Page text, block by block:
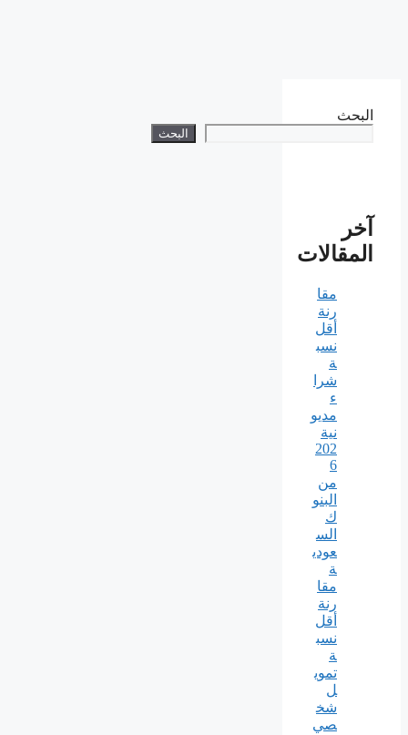
البحث
البحث
آخر
المقالات
مقا
رنة
أقل
نسب
ة
شرا
ء
مديو
نية
202
6
من
البنو
ك
الس
عودي
ة
مقا
رنة
أقل
نسب
ة
تموي
ل
شخ
صي